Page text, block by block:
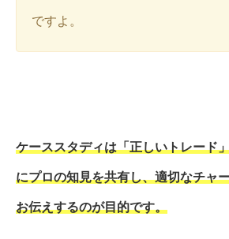
ですよ。
ケーススタディは「正しいトレード
にプロの知見を共有し、適切なチャ
お伝えするのが目的です。